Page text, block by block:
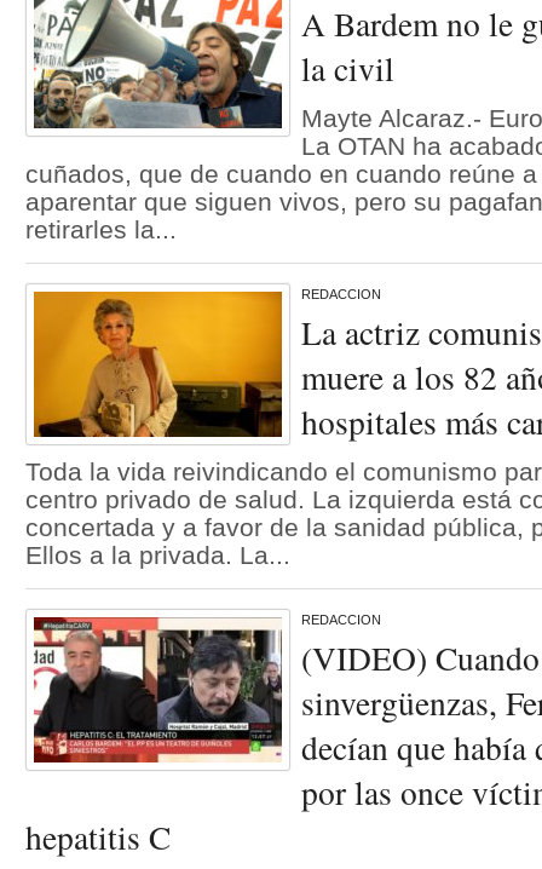
A Bardem no le
la civil
Mayte Alcaraz.-
La OTAN ha
cuñados, que de cuando en cuando reúne
aparentar que siguen vivos, pero su
retirarles la...
REDACCION
La actriz
muere a los 82
hospitales más
Toda la vida reivindicando el comunismo
centro privado de salud. La izquierda está
concertada y a favor de la sanidad pública,
Ellos a la privada. La...
REDACCION
(VIDEO)
sinvergüenzas,
decían que había
por las once
hepatitis C